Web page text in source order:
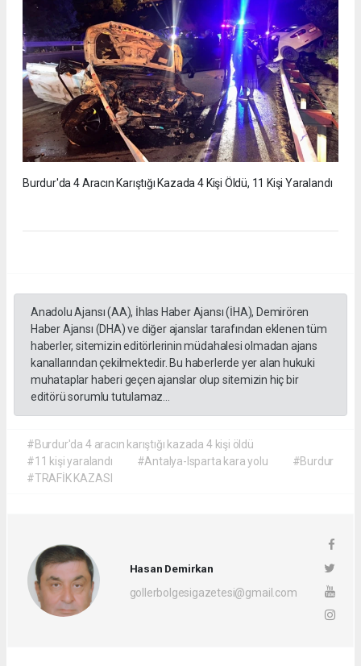
Burdur'da 4 Aracın Karıştığı Kazada 4 Kişi Öldü, 11 Kişi Yaralandı
Anadolu Ajansı (AA), İhlas Haber Ajansı (İHA), Demirören
Haber Ajansı (DHA) ve diğer ajanslar tarafından eklenen tüm
haberler, sitemizin editörlerinin müdahalesi olmadan ajans
kanallarından çekilmektedir. Bu haberlerde yer alan hukuki
muhataplar haberi geçen ajanslar olup sitemizin hiç bir
editörü sorumlu tutulamaz...
#Burdur'da 4 aracın karıştığı kazada 4 kişi öldü
#11 kişi yaralandı
#Antalya-Isparta kara yolu
#Burdur
#TRAFİK KAZASI
Hasan Demirkan
gollerbolgesigazetesi@gmail.com